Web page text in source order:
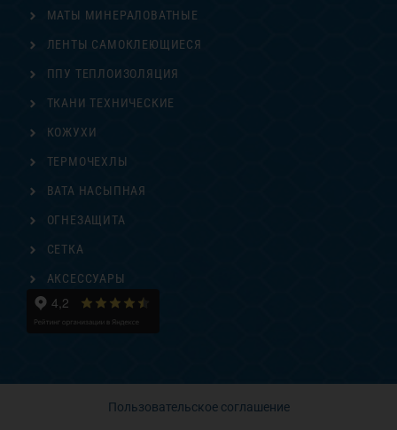
МАТЫ МИНЕРАЛОВАТНЫЕ
ЛЕНТЫ САМОКЛЕЮЩИЕСЯ
ППУ ТЕПЛОИЗОЛЯЦИЯ
ТКАНИ ТЕХНИЧЕСКИЕ
КОЖУХИ
ТЕРМОЧЕХЛЫ
ВАТА НАСЫПНАЯ
ОГНЕЗАЩИТА
СЕТКА
АКСЕССУАРЫ
Пользовательское соглашение